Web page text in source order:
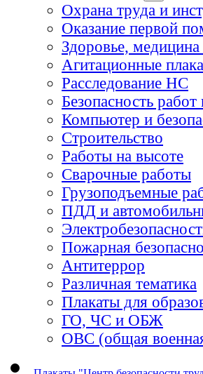
Охрана труда и
Оказание первой
Здоровье,
Агитационные
Расследование НС
Безопасность
Компьютер и
Строительство
Работы на высоте
Сварочные работы
Грузоподъемные
ПДД и
Пожарная
Антитеррор
Различная тематика
Плакаты для
ГО, ЧС и ОБЖ
ОВС (общая